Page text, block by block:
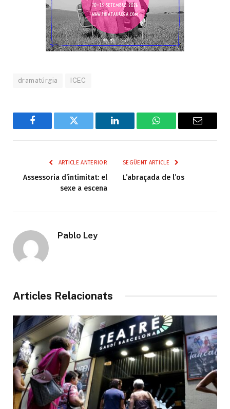
dramatúrgia ICEC
Facebook Twitter LinkedIn WhatsAppEmail
ARTICLE ANTERIOR
Assessoria d’intimitat: el
sexe a escena
SEGÜENT ARTICLE
L’abraçada de l’os
Pablo Ley
Articles Relacionats